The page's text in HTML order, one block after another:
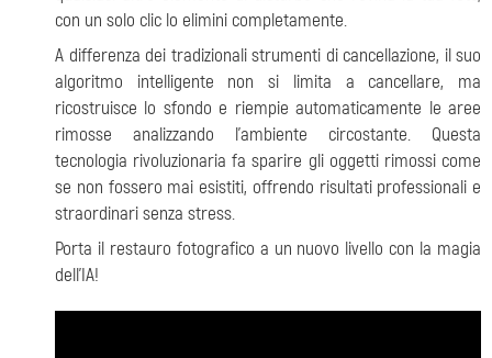
con un solo clic lo elimini completamente.
A differenza dei tradizionali strumenti di cancellazione, il suo
algoritmo intelligente non si limita a cancellare, ma
ricostruisce lo sfondo e riempie automaticamente le aree
rimosse analizzando l'ambiente circostante. Questa
tecnologia rivoluzionaria fa sparire gli oggetti rimossi come
se non fossero mai esistiti, offrendo risultati professionali e
straordinari senza stress.
Porta il restauro fotografico a un nuovo livello con la magia
dell'IA!